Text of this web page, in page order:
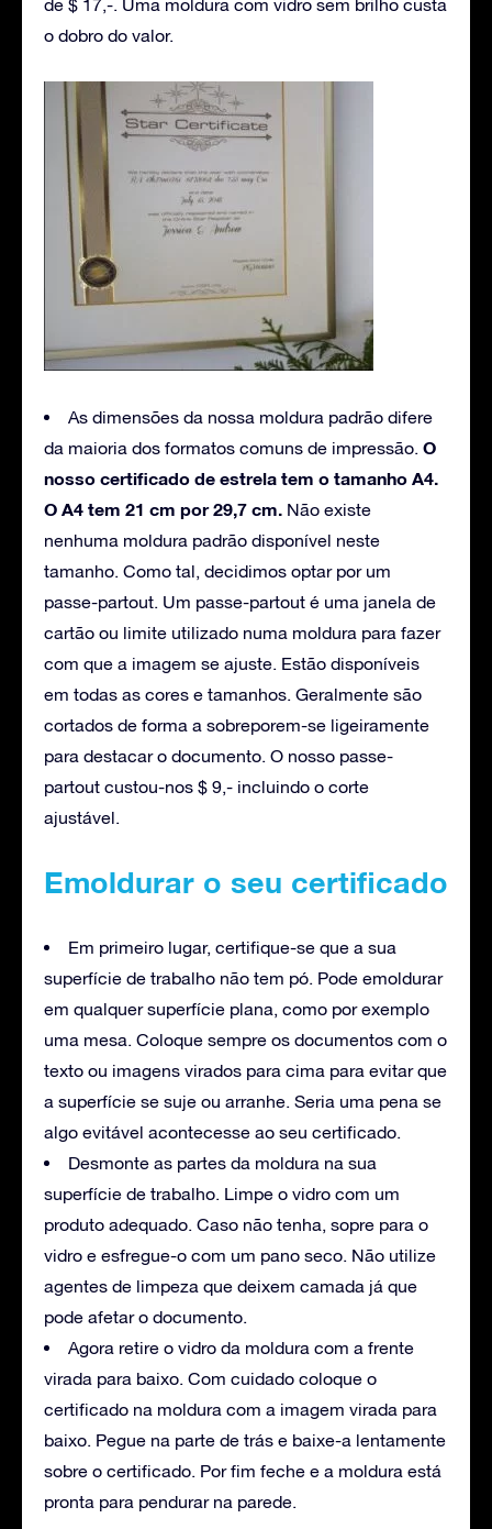
de $ 17,-. Uma moldura com vidro sem brilho custa
o dobro do valor.
As dimensões da nossa moldura padrão difere
da maioria dos formatos comuns de impressão. O
nosso certificado de estrela tem o tamanho A4.
O A4 tem 21 cm por 29,7 cm. Não existe
nenhuma moldura padrão disponível neste
tamanho. Como tal, decidimos optar por um
passe-partout. Um passe-partout é uma janela de
cartão ou limite utilizado numa moldura para fazer
com que a imagem se ajuste. Estão disponíveis
em todas as cores e tamanhos. Geralmente são
cortados de forma a sobreporem-se ligeiramente
para destacar o documento. O nosso passe-
partout custou-nos $ 9,- incluindo o corte
ajustável.
Emoldurar o seu certificado
Em primeiro lugar, certifique-se que a sua
superfície de trabalho não tem pó. Pode emoldurar
em qualquer superfície plana, como por exemplo
uma mesa. Coloque sempre os documentos com o
texto ou imagens virados para cima para evitar que
a superfície se suje ou arranhe. Seria uma pena se
algo evitável acontecesse ao seu certificado.
Desmonte as partes da moldura na sua
superfície de trabalho. Limpe o vidro com um
produto adequado. Caso não tenha, sopre para o
vidro e esfregue-o com um pano seco. Não utilize
agentes de limpeza que deixem camada já que
pode afetar o documento.
Agora retire o vidro da moldura com a frente
virada para baixo. Com cuidado coloque o
certificado na moldura com a imagem virada para
baixo. Pegue na parte de trás e baixe-a lentamente
sobre o certificado. Por fim feche e a moldura está
pronta para pendurar na parede.